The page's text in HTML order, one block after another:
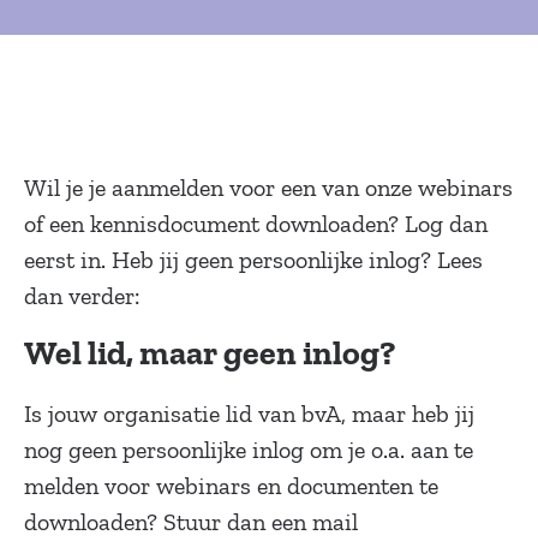
Wil je je aanmelden voor een van onze webinars
of een kennisdocument downloaden? Log dan
eerst in. Heb jij geen persoonlijke inlog? Lees
dan verder:
Wel lid, maar geen inlog?
Is jouw organisatie lid van bvA, maar heb jij
nog geen persoonlijke inlog om je o.a. aan te
melden voor webinars en documenten te
downloaden? Stuur dan een mail